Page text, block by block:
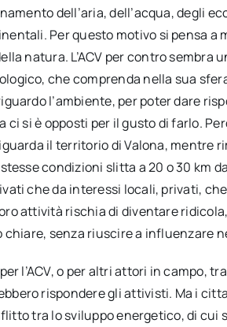
dell’aria, dell’acqua, degli
Per questo motivo si pensa
natura. L’ACV per contro sembra
che comprenda nella sua
l’ambiente, per poter dare
ci si è opposti per il gusto di farlo.
il territorio di Valona, mentre
condizioni slitta a 20 o 30 km
che da interessi locali, privati,
attività rischia di diventare
chiare, senza riuscire a influenzare
l’ACV, o per altri attori in campo,
rispondere gli attivisti. Ma i
tra lo sviluppo energetico, di cui